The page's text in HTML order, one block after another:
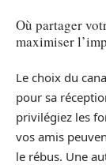
Où partager
maximiser
Le choix du
pour sa
privilégiez les
vos amis
le rébus. Une